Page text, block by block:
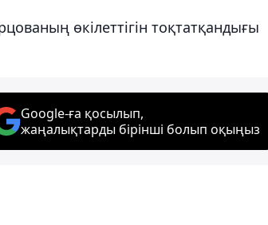
өкілеттігін тоқтатқандығы
Google-ға қосылып,
жаңалықтарды бірінші болып оқыңыз